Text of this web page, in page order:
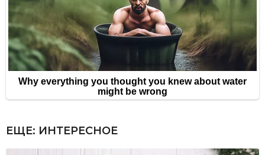
ЕЩЕ: ИНТЕРЕСНОЕ